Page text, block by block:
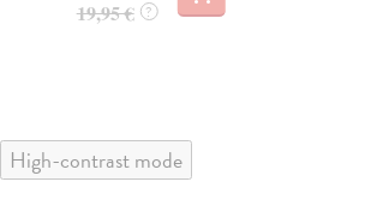
19,95 € ?
High-contrast mode